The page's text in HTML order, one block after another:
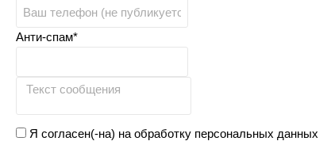
Анти-спам*
Я согласен(-на) на обработку персональных данных